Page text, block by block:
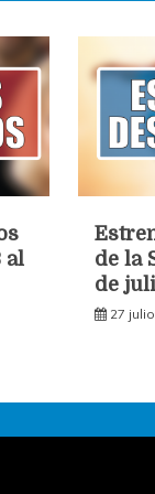
al
de la
de
27